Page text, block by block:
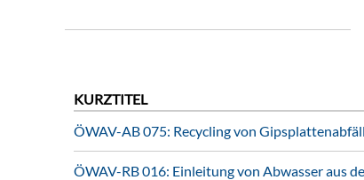
KURZTITEL
ÖWAV-AB 075: Recycling von
ÖWAV-RB 016: Einleitung von Abwasser aus